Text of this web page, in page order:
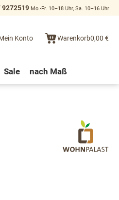
9272519 Mo.-Fr. 10–18 Uhr, Sa. 10–16 Uhr
Konto Warenkorb0,00 €
Sale nach Maß